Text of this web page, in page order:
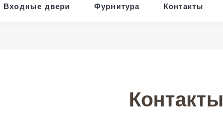
Входные двери Фурнитура Контакты
Контакты